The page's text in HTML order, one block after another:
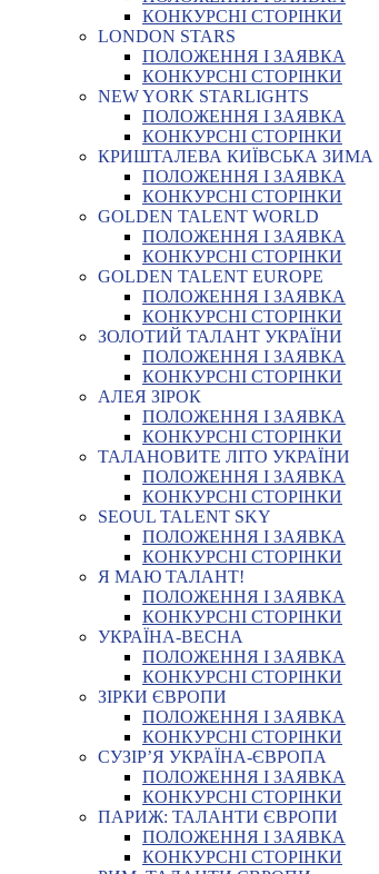
КОНКУРСНІ СТОРІНКИ
LONDON STARS
ПОЛОЖЕННЯ І ЗАЯВКА
КОНКУРСНІ СТОРІНКИ
NEW YORK STARLIGHTS
ПОЛОЖЕННЯ І ЗАЯВКА
КОНКУРСНІ СТОРІНКИ
КРИШТАЛЕВА КИЇВСЬКА ЗИМА
ПОЛОЖЕННЯ І ЗАЯВКА
КОНКУРСНІ СТОРІНКИ
GOLDEN TALENT WORLD
ПОЛОЖЕННЯ І ЗАЯВКА
КОНКУРСНІ СТОРІНКИ
GOLDEN TALENT EUROPE
ПОЛОЖЕННЯ І ЗАЯВКА
КОНКУРСНІ СТОРІНКИ
ЗОЛОТИЙ ТАЛАНТ УКРАЇНИ
ПОЛОЖЕННЯ І ЗАЯВКА
КОНКУРСНІ СТОРІНКИ
АЛЕЯ ЗІРОК
ПОЛОЖЕННЯ І ЗАЯВКА
КОНКУРСНІ СТОРІНКИ
ТАЛАНОВИТЕ ЛІТО УКРАЇНИ
ПОЛОЖЕННЯ І ЗАЯВКА
КОНКУРСНІ СТОРІНКИ
SEOUL TALENT SKY
ПОЛОЖЕННЯ І ЗАЯВКА
КОНКУРСНІ СТОРІНКИ
Я МАЮ ТАЛАНТ!
ПОЛОЖЕННЯ І ЗАЯВКА
КОНКУРСНІ СТОРІНКИ
УКРАЇНА-ВЕСНА
ПОЛОЖЕННЯ І ЗАЯВКА
КОНКУРСНІ СТОРІНКИ
ЗІРКИ ЄВРОПИ
ПОЛОЖЕННЯ І ЗАЯВКА
КОНКУРСНІ СТОРІНКИ
СУЗІР’Я УКРАЇНА-ЄВРОПА
ПОЛОЖЕННЯ І ЗАЯВКА
КОНКУРСНІ СТОРІНКИ
ПАРИЖ: ТАЛАНТИ ЄВРОПИ
ПОЛОЖЕННЯ І ЗАЯВКА
КОНКУРСНІ СТОРІНКИ